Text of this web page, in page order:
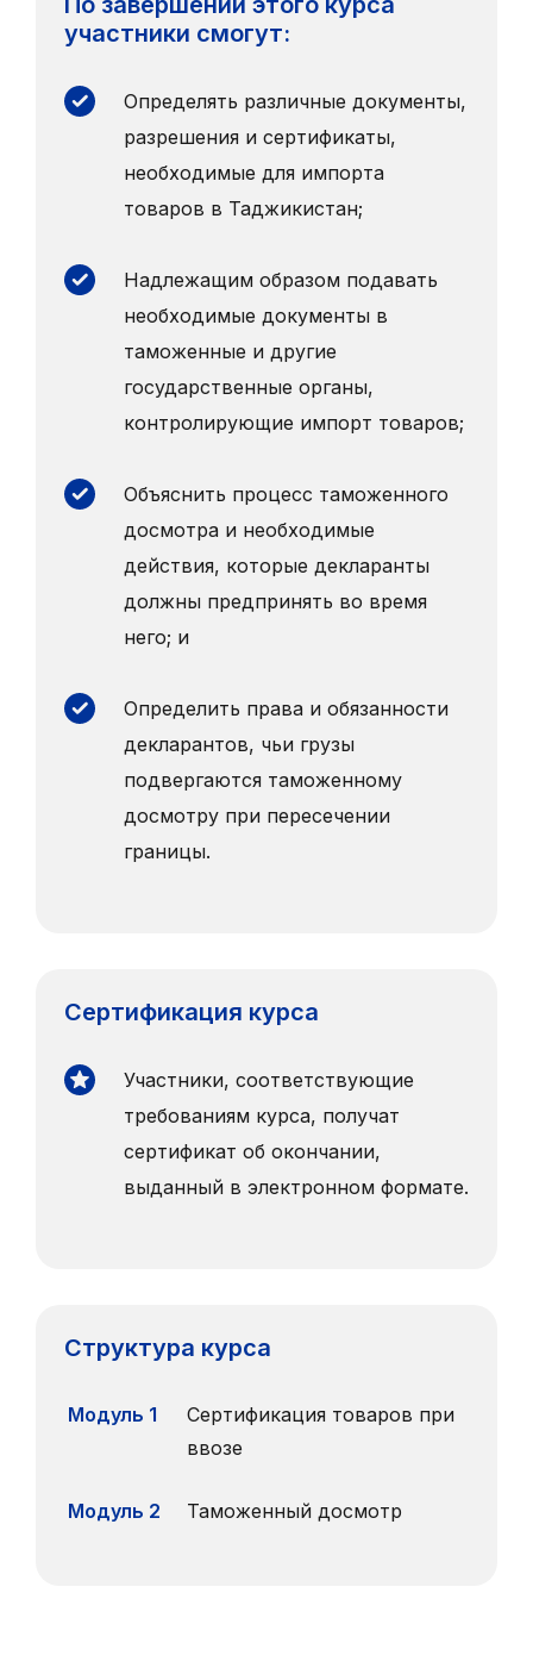
участники смогут:
Определять различные документы,
разрешения и сертификаты,
необходимые для импорта
товаров в Таджикистан;
Надлежащим образом подавать
необходимые документы в
таможенные и другие
государственные органы,
контролирующие импорт товаров;
Объяснить процесс таможенного
досмотра и необходимые
действия, которые декларанты
должны предпринять во время
него; и
Определить права и обязанности
декларантов, чьи грузы
подвергаются таможенному
досмотру при пересечении
границы.
Сертификация курса
Участники, соответствующие
требованиям курса, получат
сертификат об окончании,
выданный в электронном формате.
Структура курса
Модуль 1
Сертификация товаров при
ввозе
Модуль 2 Таможенный досмотр